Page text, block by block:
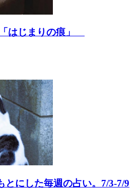
はじまりの痕」
とにした毎週の占い。7/3-7/9